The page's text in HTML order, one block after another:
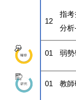
12
指
分析
01 弱
01 教